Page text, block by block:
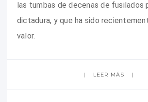
las tumbas de decenas de fusilados
dictadura, y que ha sido
valor.
LEER MÁS